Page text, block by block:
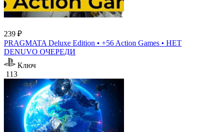
239 ₽
PRAGMATA Deluxe Edition • +56 Action Games • НЕТ
DENUVO ОЧЕРЕДИ
Ключ
113